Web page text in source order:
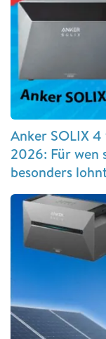
Anker SOLIX 4
2026: Für wen
besonders